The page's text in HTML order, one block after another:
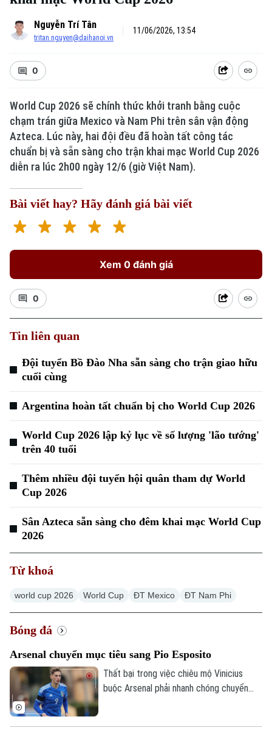
Xu hướng
Nguyễn Trí Tân
tritan.nguyen@daihanoi.vn
11/06/2026, 13:54
0
World Cup 2026 sẽ chính thức khởi tranh bằng cuộc
chạm trán giữa Mexico và Nam Phi trên sân vận động
Azteca. Lúc này, hai đội đều đã hoàn tất công tác
chuẩn bị và sẵn sàng cho trận khai mạc World Cup 2026
diễn ra lúc 2h00 ngày 12/6 (giờ Việt Nam).
Bài viết hay? Hãy đánh giá bài viết
Xem 0 đánh giá
0
Tin liên quan
Đội tuyển Bồ Đào Nha sẵn sàng cho trận giao hữu
cuối cùng
Argentina hoàn tất chuẩn bị cho World Cup 2026
World Cup 2026 lập kỷ lục về số lượng 'lão tướng'
trên 40 tuổi
Thêm nhiều đội tuyển hội quân tham dự World
Cup 2026
Sân Azteca sẵn sàng cho đêm khai mạc World Cup
2026
Từ khoá
world cup 2026 World Cup ĐT Mexico ĐT Nam Phi
Bóng đá
Arsenal chuyển mục tiêu sang Pio Esposito
Thất bại trong việc chiêu mộ Vinicius
buộc Arsenal phải nhanh chóng chuyển